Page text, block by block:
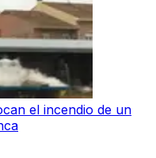
el incendio de un